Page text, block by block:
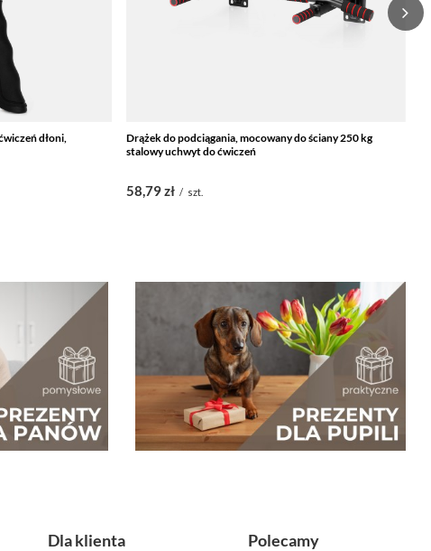
dłoni,
Drążek do podciągania, mocowany do ściany 250 kg
stalowy uchwyt do ćwiczeń
58,79 zł / szt.
Dla klienta Polecamy